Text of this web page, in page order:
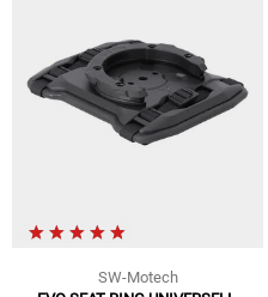
SW-Motech